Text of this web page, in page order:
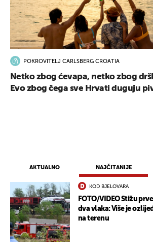
AKTUALNO NAJČITANIJE
KOD BJELOVARA
FOTO/VIDEO Stižu
dva vlaka: Više je
na terenu
POKROVITELJ CARLSBERG CROATIA
Netko zbog ćevapa, netko zbog
Evo zbog čega sve Hrvati duguju
UKLJUČITE